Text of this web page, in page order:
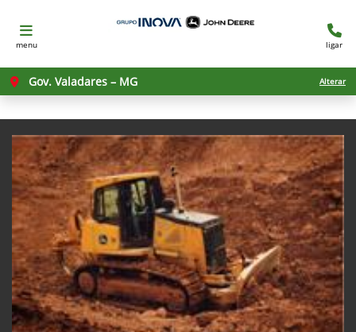
menu ligar
Gov. Valadares – MG Alterar